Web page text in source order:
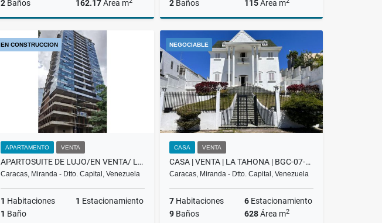
2 Baños 162.17Área m
US$220,000
2 Baños 115Área m
Alquiler
US$1,100
EN CONSTRUCCION
APARTAMENTO VENTA
APARTOSUITE DE LUJO/EN VENTA/ LAS MERCEDES /PROMENADE/ T-3 / SL
Caracas, Miranda - Dtto. Capital, Venezuela
1 Habitaciones 1 Estacionamiento
1 Baño
NEGOCIABLE
CASA VENTA
CASA | VENTA | LA TAHONA | BGC-07-25
Caracas, Miranda - Dtto. Capital, Venezuela
7 Habitaciones 6 Estacionamiento
9 Baños 628Área m2